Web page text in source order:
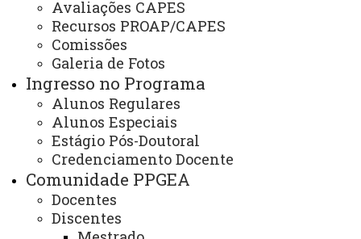
Avaliações CAPES
Recursos PROAP/CAPES
Comissões
Galeria de Fotos
Ingresso no Programa
Alunos Regulares
Alunos Especiais
Estágio Pós-Doutoral
Credenciamento Docente
Comunidade PPGEA
Docentes
Discentes
Mestrado e Doutorado em Engenharia de Energia
Parcerias / Convênios
ATUALIZAÇÃO MAIS RECENTE: 01 DE OUTUBRO DE